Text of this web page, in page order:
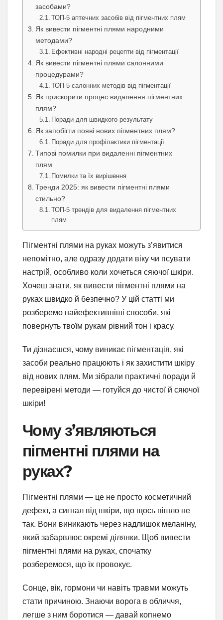
засобами?
ТОП-5 аптечних засобів від пігментних плям
Як вивести пігментні плями народними
методами?
Ефективні народні рецепти від пігментації
Як вивести пігментні плями салонними
процедурами?
ТОП-5 салонних методів від пігментації
Як прискорити процес видалення пігментних
плям?
Поради для швидкого результату
Як запобігти появі нових пігментних плям?
Поради для профілактики пігментації
Типові помилки при видаленні пігментних
плям
Помилки та їх вирішення
Тренди 2025: як вивести пігментні плями
стильно?
ТОП-5 трендів для видалення пігментних
плям
Пігментні плями на руках можуть з’явитися
непомітно, але одразу додати віку чи псувати
настрій, особливо коли хочеться сяючої шкіри.
Хочеш знати, як вивести пігментні плями на
руках швидко й безпечно? У цій статті ми
розберемо найефективніші способи, які
повернуть твоїм рукам рівний тон і красу.
Ти дізнаєшся, чому виникає пігментація, які
засоби реально працюють і як захистити шкіру
від нових плям. Ми зібрали практичні поради й
перевірені методи — готуйся до чистої й сяючої
шкіри!
Чому з’являються
пігментні плями на
руках?
Пігментні плями — це не просто косметичний
дефект, а сигнал від шкіри, що щось пішло не
так. Вони виникають через надлишок меланіну,
який забарвлює окремі ділянки. Щоб вивести
пігментні плями на руках, спочатку
розберемося, що їх провокує.
Сонце, вік, гормони чи навіть травми можуть
стати причиною. Знаючи ворога в обличчя,
легше з ним боротися — давай копнемо